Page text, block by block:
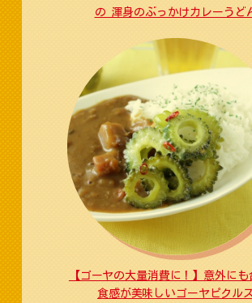
の 渾身のぶっかけカレーうど
【ゴーヤの大量消費に！】意外にも
食感が美味しいゴーヤピクルス